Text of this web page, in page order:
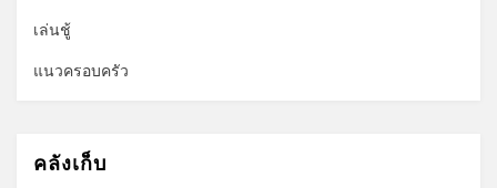
เล่นชู้
แนวครอบครัว
คลังเก็บ